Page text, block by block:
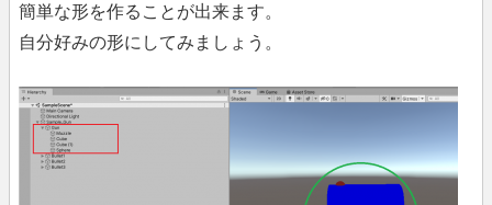
簡単な形を作ることが出来ます。
自分好みの形にしてみましょう。